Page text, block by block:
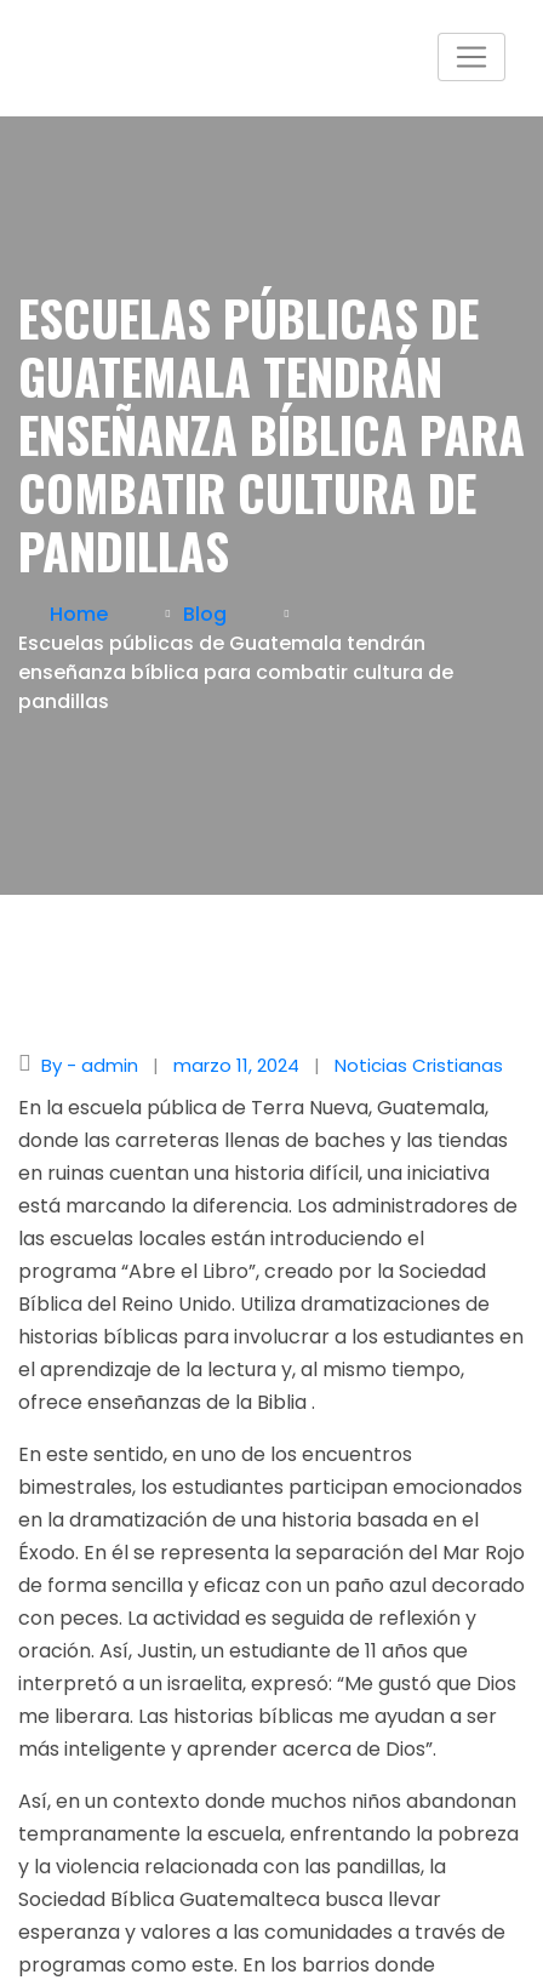
ESCUELAS PÚBLICAS DE
GUATEMALA TENDRÁN
ENSEÑANZA BÍBLICA PARA
COMBATIR CULTURA DE
PANDILLAS
Home
Blog
Escuelas públicas de Guatemala tendrán
enseñanza bíblica para combatir cultura de
pandillas
By - admin marzo 11, 2024 Noticias Cristianas
En la escuela pública de Terra Nueva, Guatemala,
donde las carreteras llenas de baches y las tiendas
en ruinas cuentan una historia difícil, una iniciativa
está marcando la diferencia. Los administradores de
las escuelas locales están introduciendo el
programa “Abre el Libro”, creado por la Sociedad
Bíblica del Reino Unido. Utiliza dramatizaciones de
historias bíblicas para involucrar a los estudiantes en
el aprendizaje de la lectura y, al mismo tiempo,
ofrece enseñanzas de la Biblia.
En este sentido, en uno de los encuentros
bimestrales, los estudiantes participan emocionados
en la dramatización de una historia basada en el
Éxodo. En él se representa la separación del Mar Rojo
de forma sencilla y eficaz con un paño azul decorado
con peces. La actividad es seguida de reflexión y
oración. Así, Justin, un estudiante de 11 años que
interpretó a un israelita, expresó: “Me gustó que Dios
me liberara. Las historias bíblicas me ayudan a ser
más inteligente y aprender acerca de Dios”.
Así, en un contexto donde muchos niños abandonan
tempranamente la escuela, enfrentando la pobreza
y la violencia relacionada con las pandillas, la
Sociedad Bíblica Guatemalteca busca llevar
esperanza y valores a las comunidades a través de
programas como este. En los barrios donde